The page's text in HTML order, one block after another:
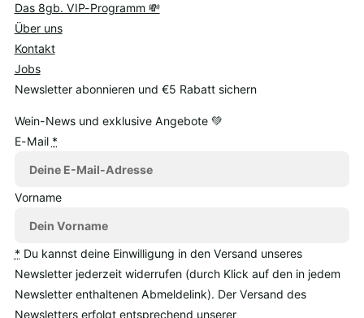
Das 8gb. VIP-Programm 💸
Über uns
Kontakt
Jobs
Newsletter abonnieren und €5 Rabatt sichern
Wein-News und exklusive Angebote 💚
E-Mail *
Vorname
* Du kannst deine Einwilligung in den Versand unseres
Newsletter jederzeit widerrufen (durch Klick auf den in jedem
Newsletter enthaltenen Abmeldelink). Der Versand des
Newsletters erfolgt entsprechend unserer